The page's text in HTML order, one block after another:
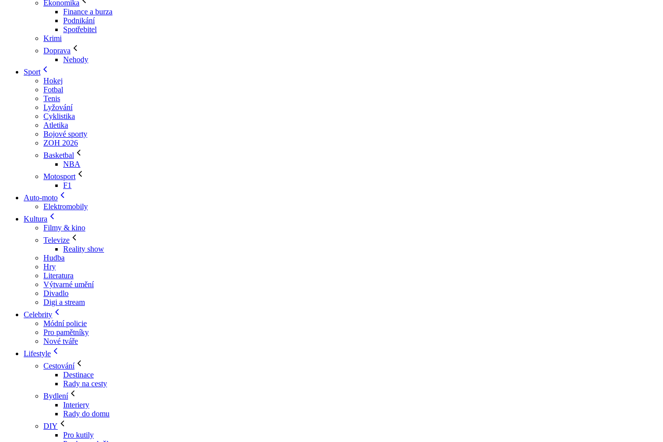
Ekonomika
Finance a burza
Podnikání
Spotřebitel
Krimi
Doprava
Nehody
Sport
Hokej
Fotbal
Tenis
Lyžování
Cyklistika
Atletika
Bojové sporty
ZOH 2026
Basketbal
NBA
Motosport
F1
Auto-moto
Elektromobily
Kultura
Filmy & kino
Televize
Reality show
Hudba
Hry
Literatura
Výtvarné umění
Divadlo
Digi a stream
Celebrity
Módní policie
Pro pamětníky
Nové tváře
Lifestyle
Cestování
Destinace
Rady na cesty
Bydlení
Interiery
Rady do domu
DIY
Pro kutily